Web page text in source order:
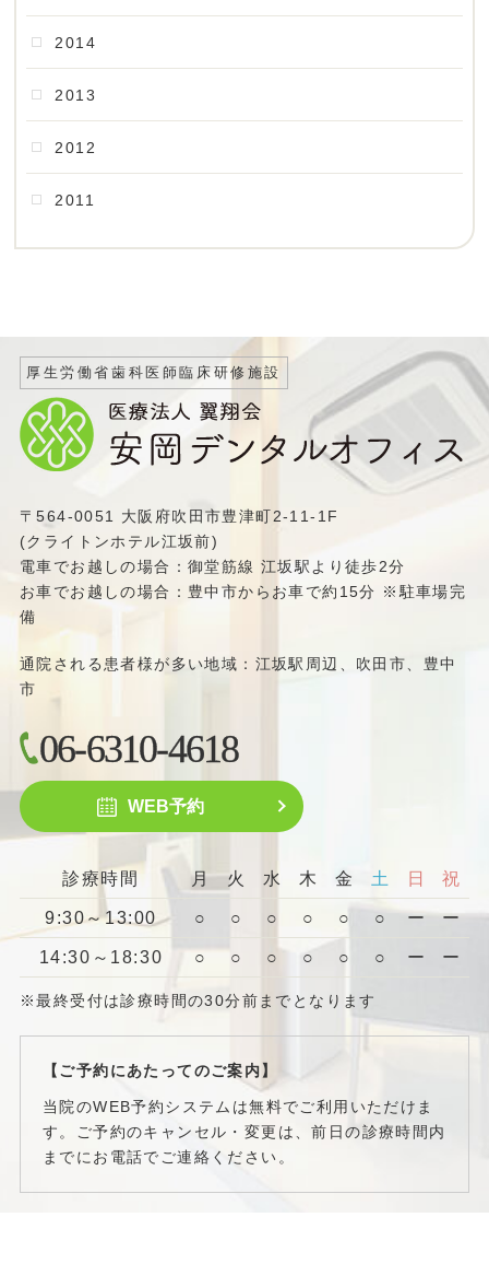
2014
2013
2012
2011
厚生労働省歯科医師臨床研修施設
〒564-0051 大阪府吹田市豊津町2-11-1F
(クライトンホテル江坂前)
電車でお越しの場合：御堂筋線 江坂駅より徒歩2分
お車でお越しの場合：豊中市からお車で約15分 ※駐車場完
備
通院される患者様が多い地域：江坂駅周辺、吹田市、豊中
市
06-6310-4618
WEB予約
診療時間 月 火 水 木 金 土 日 祝
9:30～13:00 ○ ○ ○ ○ ○ ○ ー ー
14:30～18:30 ○ ○ ○ ○ ○ ○ ー ー
※最終受付は診療時間の30分前までとなります
【ご予約にあたってのご案内】
当院のWEB予約システムは無料でご利用いただけま
す。ご予約のキャンセル・変更は、前日の診療時間内
までにお電話でご連絡ください。